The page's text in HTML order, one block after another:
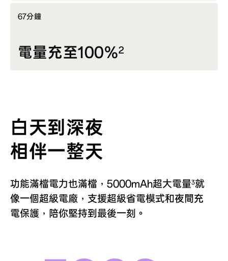
67分鐘
電量充至100%2
白天到深夜
相伴一整天
功能滿檔電力也滿檔，5000mAh超大電量3就
像一個超級電廠，支援超級省電模式和夜間充
電保護，陪你堅持到最後一刻。